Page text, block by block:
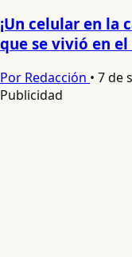
¡Un celular en la
que se vivió en
Por Redacción • 7 de
Publicidad